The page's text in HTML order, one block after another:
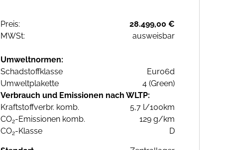
Preis:
28.499,00 €
MWSt:
ausweisbar
Umweltnormen:
Schadstoffklasse
Euro6d
Umweltplakette
4 (Green)
Verbrauch und Emissionen nach WLTP:
Kraftstoffverbr. komb.
5,7 l/100km
CO2-Emissionen komb.
129 g/km
CO2-Klasse D